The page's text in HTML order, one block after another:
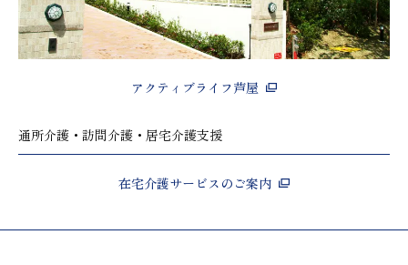
アクティブライフ芦屋
通所介護・訪問介護・居宅介護支援
在宅介護サービスのご案内